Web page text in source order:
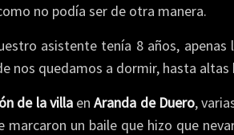
no podía ser de otra manera.
asistente tenía 8 años,
nos quedamos a dormir, hasta altas
de la villaenAranda de Duero,
un baile que hizo que